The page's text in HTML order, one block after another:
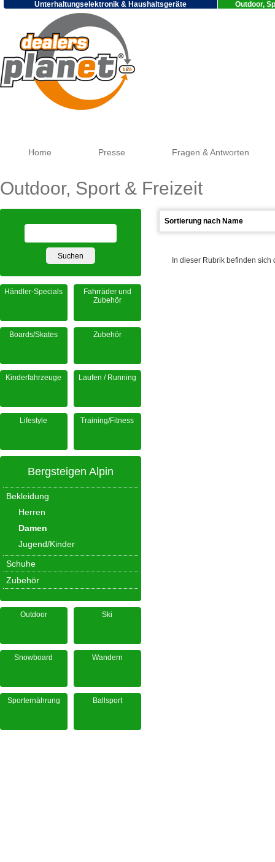
Unterhaltungselektronik & Haushaltsgeräte Outdoor,
Home Presse Fragen & Antworten
Outdoor, Sport & Freizeit
In dieser Rubrik befinden
Händler-Specials
Fahrräder und
Zubehör
Boards/Skates Zubehör
Kinderfahrzeuge Laufen / Running
Lifestyle Training/Fitness
Bergsteigen Alpin
Bekleidung
Herren
Damen
Jugend/Kinder
Schuhe
Zubehör
Outdoor Ski
Snowboard Wandern
Sporternährung Ballsport